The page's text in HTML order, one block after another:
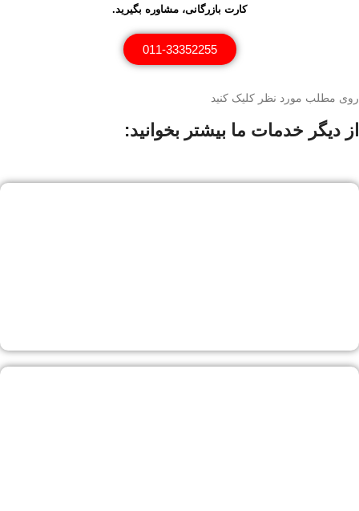
کارت بازرگانی، مشاوره بگیرید.
011-33352255
روی مطلب مورد نظر کلیک کنید
از دیگر خدمات ما بیشتر بخوانید: